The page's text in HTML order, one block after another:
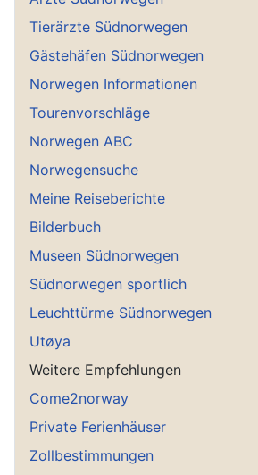
Tierärzte Südnorwegen
Gästehäfen Südnorwegen
Norwegen Informationen
Tourenvorschläge
Norwegen ABC
Norwegensuche
Meine Reiseberichte
Bilderbuch
Museen Südnorwegen
Südnorwegen sportlich
Leuchttürme Südnorwegen
Utøya
Weitere Empfehlungen
Come2norway
Private Ferienhäuser
Zollbestimmungen